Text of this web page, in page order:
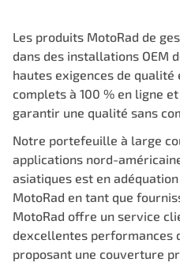
Les produits MotoRad de
dans des installations OEM
hautes exigences de
complets à 100 % en ligne
garantir une qualité sans
Notre portefeuille à large
applications nord-
asiatiques est en
MotoRad en tant que
MotoRad offre un service
dexcellentes performances
proposant une couverture